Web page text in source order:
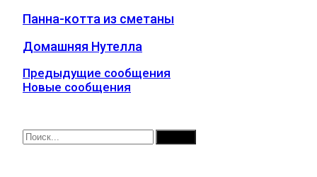
Панна-котта из сметаны
Домашняя Нутелла
Предыдущие сообщения
Новые сообщения